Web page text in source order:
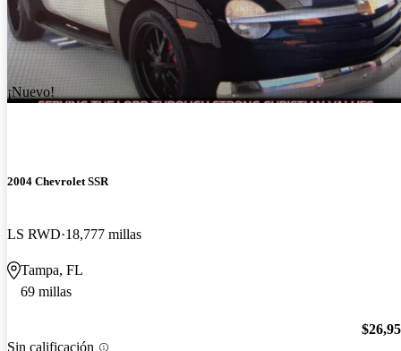
¡Nuevo!
2004 Chevrolet SSR
LS RWD 18,777 millas
Tampa, FL
69 millas
Sin calificación